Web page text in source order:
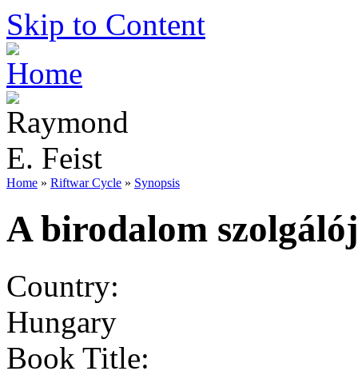
Skip to Content
Home » Riftwar Cycle » Synopsis
A birodalom
Country:
Hungary
Book Title: